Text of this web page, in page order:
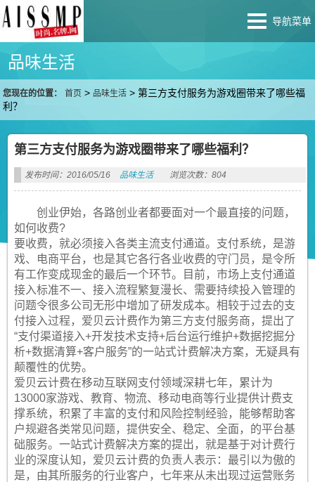
导航菜单
品味生活
您现在的位置： 首页 > 品味生活 >第三方支付服务为游戏圈带来了哪些福
利？
第三方支付服务为游戏圈带来了哪些福利？
发布时间：2016/05/16 品味生活 浏览次数：804
创业伊始，各路创业者都要面对一个最直接的问题，
如何收费?
要收费，就必须接入各类主流支付通道。支付系统，是游
戏、电商平台，也是其它各行各业收费的守门员，是令所
有工作变成现金的最后一个环节。目前，市场上支付通道
接入标准不一、接入流程繁复漫长、需要持续投入管理的
问题令很多公司无形中增加了研发成本。相较于过去的支
付接入过程，爱贝云计费作为第三方支付服务商，提出了
“支付渠道接入+开发技术支持+后台运行维护+数据挖掘分
析+数据清算+客户服务”的一站式计费解决方案，无疑具有
颠覆性的优势。
爱贝云计费在移动互联网支付领域深耕七年，累计为
13000家游戏、教育、物流、移动电商等行业提供计费支
撑系统，积累了丰富的支付和风险控制经验，能够帮助客
户规避各类常见问题，提供安全、稳定、全面，的平台基
础服务。一站式计费解决方案的提出，就是基于对计费行
业的深度认知，爱贝云计费的负责人表示：最引以为傲的
是，由其所服务的行业客户，七年来从未出现过运营账务